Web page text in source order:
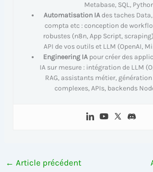
Metabase, SQL,
Automatisation IAdes taches
compta etc : conception de
robustes (n8n, App Script,
API de vos outils et LLM (OpenAI,
Engineering IApour créer des
IA sur mesure : intégration de LLM
RAG, assistants métier,
complexes, APIs, backends
← Article précédent